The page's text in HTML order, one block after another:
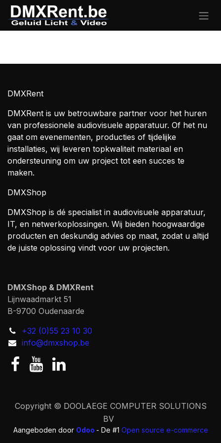
Overslaan naar inhoud
DMXRent
DMXRent is uw betrouwbare partner voor het huren
van professionele audiovisuele apparatuur. Of het nu
gaat om evenementen, producties of tijdelijke
installaties, wij leveren topkwaliteit materiaal en
ondersteuning om uw project tot een succes te
maken.
DMXShop
DMXShop is dé specialist in audiovisuele apparatuur,
IT, en netwerkoplossingen. Wij bieden hoogwaardige
producten en deskundig advies op maat, zodat u altijd
de juiste oplossing vindt voor uw projecten.
DMXShop & DMXRent
Lijnwaadmarkt 51
B-9700 Oudenaarde
+32 (0)55 23 10 30
info@dmxshop.be
Copyright © DOOLAEGE COMPUTER SOLUTIONS
BV
Aangeboden door Odoo - De #1 Open source e-commerce